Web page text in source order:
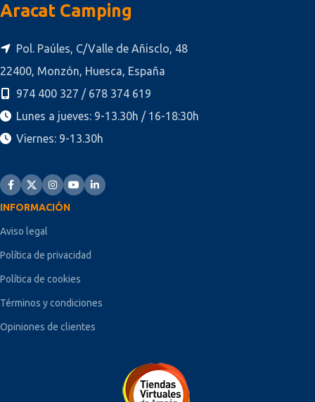
Aracat Camping
Pol. Paúles, C/Valle de Añisclo, 48
22400, Monzón, Huesca, España
974 400 327 / 678 374 619
Lunes a jueves: 9-13.30h / 16-18:30h
Viernes: 9-13.30h
INFORMACIÓN
Aviso legal
Política de privacidad
Política de cookies
Términos y condiciones
Opiniones de clientes